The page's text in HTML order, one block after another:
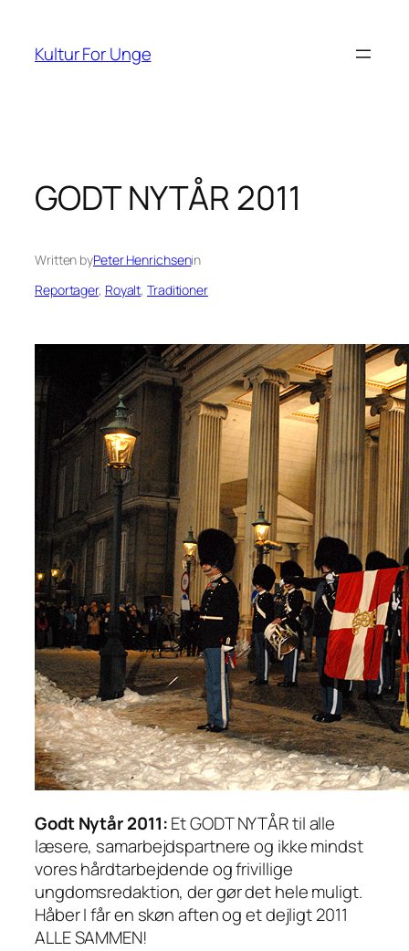
indhold
Kultur For Unge
GODT NYTÅR 2011
Written byPeter Henrichsenin
Reportager, Royalt, Traditioner
Godt Nytår 2011:Et GODT NYTÅR til alle
læsere, samarbejdspartnere og ikke mindst
vores hårdtarbejdende og frivillige
ungdomsredaktion, der gør det hele muligt.
Håber I får en skøn aften og et dejligt 2011
ALLE SAMMEN!